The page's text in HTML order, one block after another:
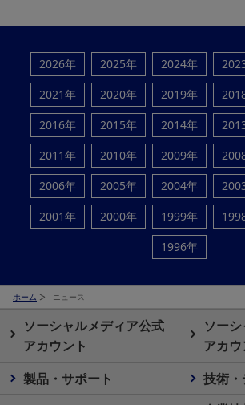
2026年 2025年 2024年
2021年
2020年 2019年
2016年
2015年 2014年
2011年
2010年 2009年
2006年
2005年 2004年
2001年
2000年 1999年
1996年
ホーム ニュース
ソーシャルメディア公式
アカウント
ソー
アカ
製品・サポート
技術